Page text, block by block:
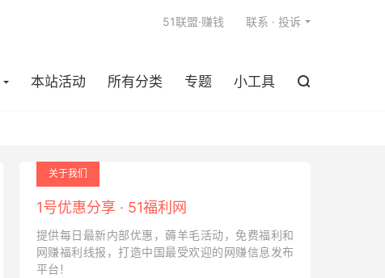
本站活动 所有分类 专题 小工具 
51联盟·赚钱 联系 · 投诉
关于我们
1号优惠分享 · 51福利网
提供每日最新内部优惠，薅羊毛活动，免费福利和
网赚福利线报，打造中国最受欢迎的网赚信息发布
平台！